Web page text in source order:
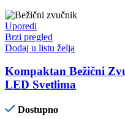
Uporedi
Brzi pregled
Dodaj u listu želja
Kompaktan Bežični
LED Svetlima
Dostupno